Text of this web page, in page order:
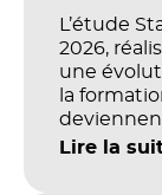
L’étude
2026,
une
la
Lire la